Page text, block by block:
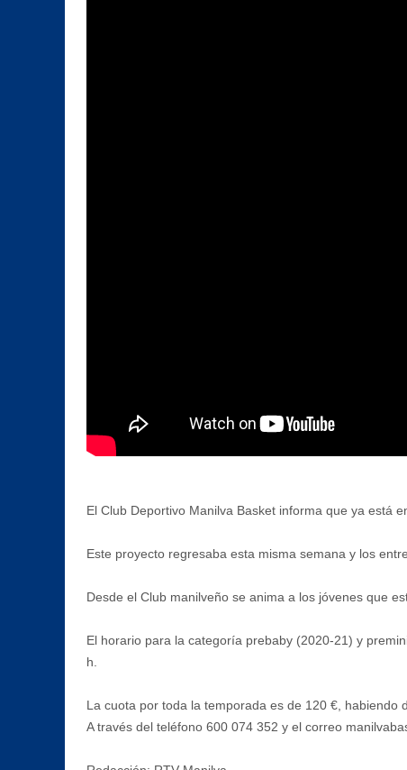
El Club Deportivo Manilva Basket informa que ya está
Este proyecto regresaba esta misma semana y los
Desde el Club manilveño se anima a los jóvenes que
El horario para la categoría prebaby (2020-21) y
h.
La cuota por toda la temporada es de 120 €, habiendo
A través del teléfono 600 074 352 y el correo